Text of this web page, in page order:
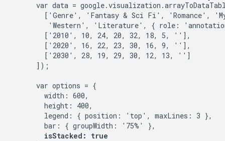
var data =
['Genre', 'Fantasy & Sci Fi', 'Romance',
'Western', 'Literature', { role:
        ['2010', 10, 24, 20, 32, 18, 5, ''],
        ['2020', 16, 22, 23, 30, 16, 9, ''],
        ['2030', 28, 19, 29, 30, 12, 13, '']
      ]);
      var options = {
        width: 600,
        height: 400,
        legend: { position: 'top', maxLines: 3 },
        bar: { groupWidth: '75%' },
isStacked: true